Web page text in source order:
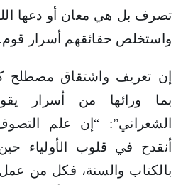
تصرف بل هي معان أو دعها
واستخلص حقائقهم أسرار قوم.
إن تعريف واشتقاق مصطلح
بما ورائها من أسرار
الشعراني”: “إن علم
أنقدح في قلوب الأولياء
بالكتاب والسنة، فكل من